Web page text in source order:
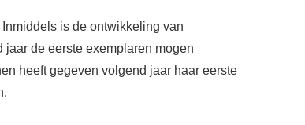
is de ontwikkeling van
de eerste exemplaren mogen
heeft gegeven volgend jaar haar eerste